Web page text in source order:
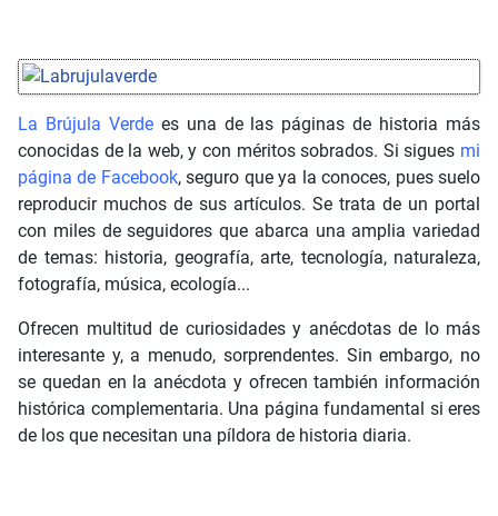
La Brújula Verdees una de las páginas de historia más
conocidas de la web, y con méritos sobrados. Si sigues mi
página de Facebook, seguro que ya la conoces, pues suelo
reproducir muchos de sus artículos. Se trata de un portal
con miles de seguidores que abarca una amplia variedad
de temas: historia, geografía, arte, tecnología, naturaleza,
fotografía, música, ecología...
Ofrecen multitud de curiosidades y anécdotas de lo más
interesante y, a menudo, sorprendentes. Sin embargo, no
se quedan en la anécdota y ofrecen también información
histórica complementaria. Una página fundamental si eres
de los que necesitan una píldora de historia diaria.